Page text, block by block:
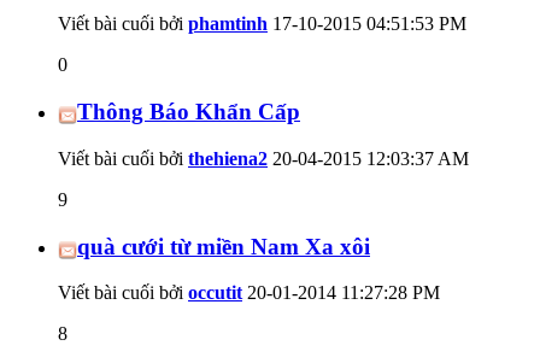
Viết bài cuối bởi phamtinh 17-10-2015 04:51:53 PM
0
Thông Báo Khẩn Cấp
Viết bài cuối bởi thehiena2 20-04-2015 12:03:37 AM
9
quà cưới từ miền Nam Xa xôi
Viết bài cuối bởi occutit 20-01-2014 11:27:28 PM
8